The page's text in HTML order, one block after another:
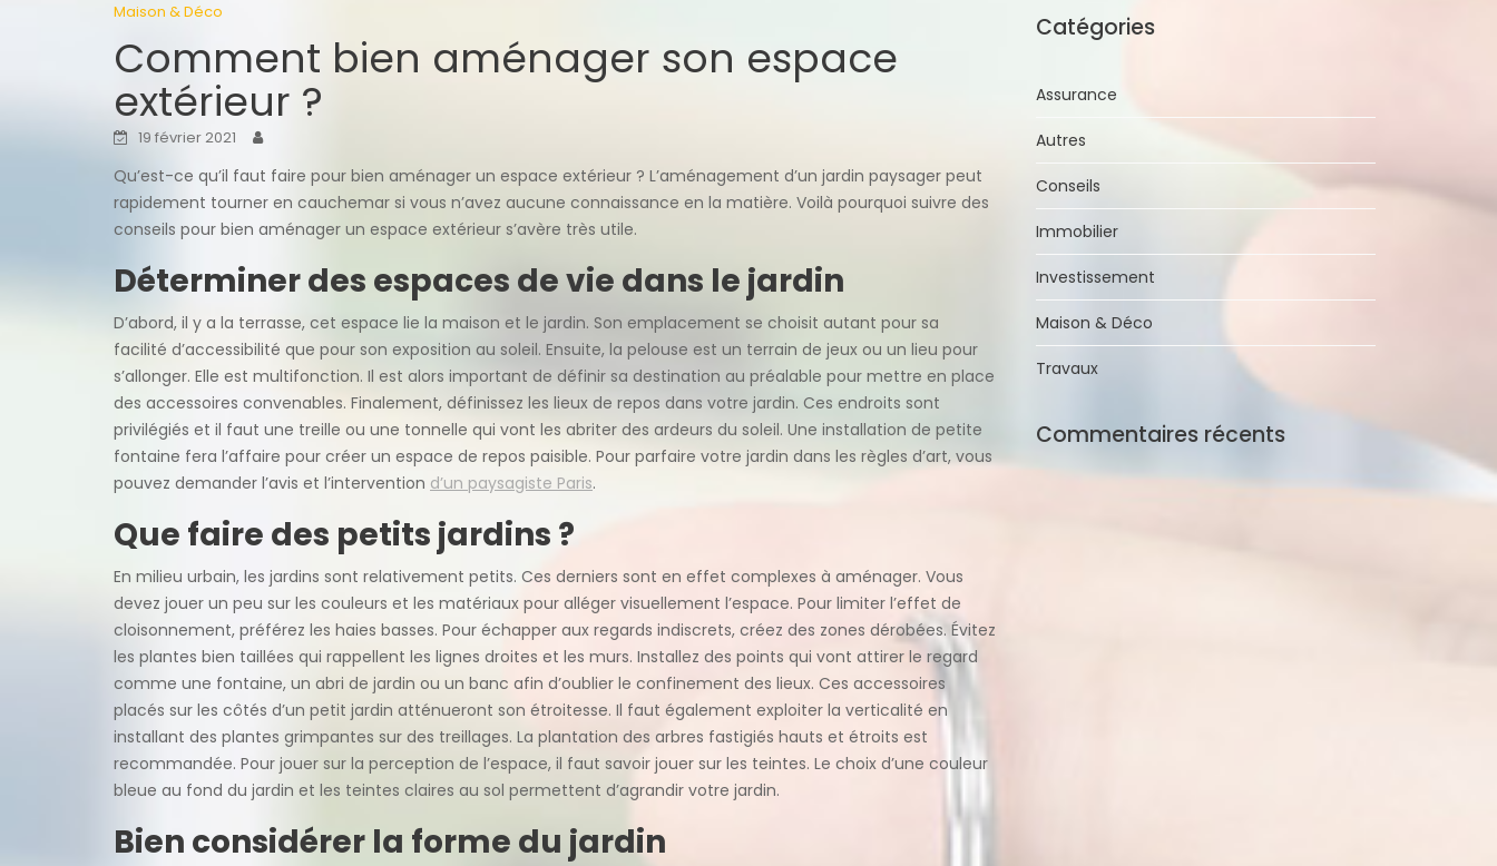
Maison & Déco
Comment bien aménager son espace
extérieur ?
19 février 2021
Qu’est-ce qu’il faut faire pour bien aménager un espace extérieur ? L’aménagement d’un jardin paysager peut
rapidement tourner en cauchemar si vous n’avez aucune connaissance en la matière. Voilà pourquoi suivre des
conseils pour bien aménager un espace extérieur s’avère très utile.
Déterminer des espaces de vie dans le jardin
D’abord, il y a la terrasse, cet espace lie la maison et le jardin. Son emplacement se choisit autant pour sa
facilité d’accessibilité que pour son exposition au soleil. Ensuite, la pelouse est un terrain de jeux ou un lieu pour
s’allonger. Elle est multifonction. Il est alors important de définir sa destination au préalable pour mettre en place
des accessoires convenables. Finalement, définissez les lieux de repos dans votre jardin. Ces endroits sont
privilégiés et il faut une treille ou une tonnelle qui vont les abriter des ardeurs du soleil. Une installation de petite
fontaine fera l’affaire pour créer un espace de repos paisible. Pour parfaire votre jardin dans les règles d’art, vous
pouvez demander l’avis et l’intervention d’un paysagiste Paris.
Que faire des petits jardins ?
En milieu urbain, les jardins sont relativement petits. Ces derniers sont en effet complexes à aménager. Vous
devez jouer un peu sur les couleurs et les matériaux pour alléger visuellement l’espace. Pour limiter l’effet de
cloisonnement, préférez les haies basses. Pour échapper aux regards indiscrets, créez des zones dérobées. Évitez
les plantes bien taillées qui rappellent les lignes droites et les murs. Installez des points qui vont attirer le regard
comme une fontaine, un abri de jardin ou un banc afin d’oublier le confinement des lieux. Ces accessoires
placés sur les côtés d’un petit jardin atténueront son étroitesse. Il faut également exploiter la verticalité en
installant des plantes grimpantes sur des treillages. La plantation des arbres fastigiés hauts et étroits est
recommandée. Pour jouer sur la perception de l’espace, il faut savoir jouer sur les teintes. Le choix d’une couleur
bleue au fond du jardin et les teintes claires au sol permettent d’agrandir votre jardin.
Bien considérer la forme du jardin
Catégories
Assurance
Autres
Conseils
Immobilier
Investissement
Maison & Déco
Travaux
Commentaires récents